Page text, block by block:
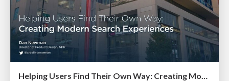
Helping Users Find Their Own Way: Creating Modern Search Experiences